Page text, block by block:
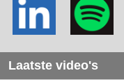
Laatste video's